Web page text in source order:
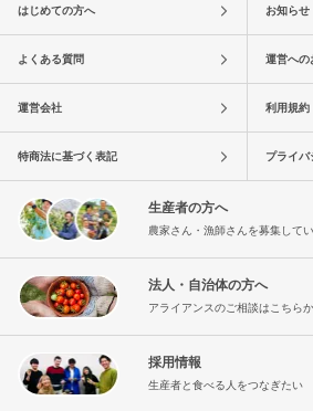
はじめての方へ お知らせ
よくある質問 運営への
運営会社 利用規約
特商法に基づく表記 プライバ
生産者の方へ
農家さん・漁師さんを募集して
法人・自治体の方へ
アライアンスのご相談はこちら
採用情報
生産者と食べる人をつなぎたい